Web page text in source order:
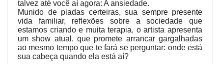
talvez até você aí agora: A ansiedade.
Munido de piadas certeiras, sua sempre presente
vida familiar, reflexões sobre a sociedade que
estamos criando e muita terapia, o artista apresenta
um show atual, que promete arrancar gargalhadas
ao mesmo tempo que te fará se perguntar: onde está
sua cabeça quando ela está aí?